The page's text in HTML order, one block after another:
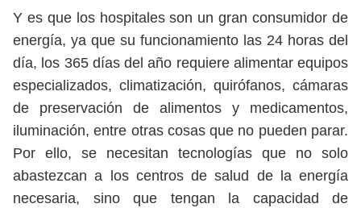
Y es que los hospitales son un gran consumidor de
energía, ya que su funcionamiento las 24 horas del
día, los 365 días del año requiere alimentar equipos
especializados, climatización, quirófanos, cámaras
de preservación de alimentos y medicamentos,
iluminación, entre otras cosas que no pueden parar.
Por ello, se necesitan tecnologías que no solo
abastezcan a los centros de salud de la energía
necesaria, sino que tengan la capacidad de